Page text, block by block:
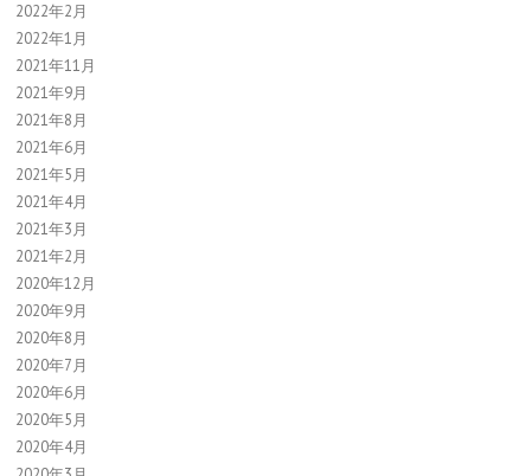
2022年2月
2022年1月
2021年11月
2021年9月
2021年8月
2021年6月
2021年5月
2021年4月
2021年3月
2021年2月
2020年12月
2020年9月
2020年8月
2020年7月
2020年6月
2020年5月
2020年4月